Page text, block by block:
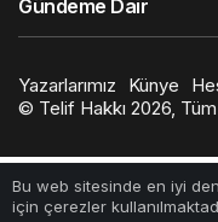
Bu web sitesinde en iyi
için çerezlerAnasayfa
Gündeme Dair
Yazarlarımız Künye
© Telif Hakkı 2026, Tüm